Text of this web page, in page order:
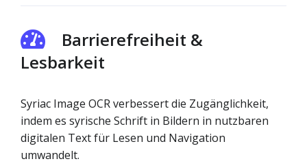
Barrierefreiheit &
Lesbarkeit
Syriac Image OCR verbessert die Zugänglichkeit,
indem es syrische Schrift in Bildern in nutzbaren
digitalen Text für Lesen und Navigation
umwandelt.